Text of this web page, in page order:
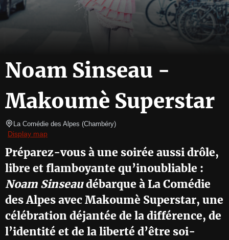
Noam Sinseau -
Makoumè Superstar
La Comédie des Alpes (Chambéry)
Display map
Préparez-vous à une soirée aussi drôle,
libre et flamboyante qu’inoubliable :
Noam Sinseaudébarque à La Comédie
des Alpes avec Makoumè Superstar, une
célébration déjantée de la différence, de
l’identité et de la liberté d’être soi-